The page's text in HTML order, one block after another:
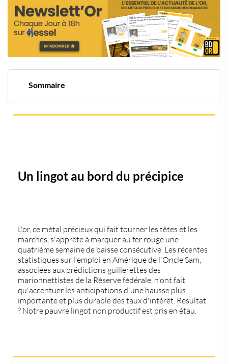
Sommaire
Un lingot au bord du précipice
L'or, ce métal précieux qui fait tourner les têtes et les
marchés, s'apprête à marquer au fer rouge une
quatrième semaine de baisse consécutive. Les récentes
statistiques sur l'emploi en Amérique de l'Oncle Sam,
associées aux prédictions guillerettes des
marionnettistes de la Réserve fédérale, n'ont fait
qu'accentuer les anticipations d'une hausse plus
importante et plus durable des taux d'intérêt. Résultat
? Notre pauvre lingot non productif est pris en étau.